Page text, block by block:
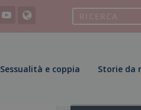
Sessualità e coppia Storie da